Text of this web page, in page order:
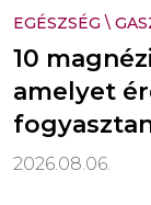
EGÉSZSÉG \
10
amelyet
2026.08.06.